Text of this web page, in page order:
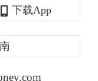
器以及机器
展厅内，搭
下载App